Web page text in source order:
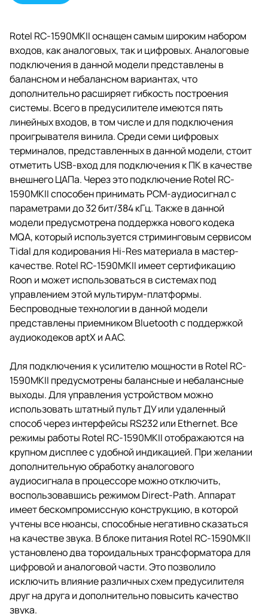
Rotel RC-1590MKII оснащен самым широким набором
входов, как аналоговых, так и цифровых. Аналоговые
подключения в данной модели представлены в
балансном и небалансном вариантах, что
дополнительно расширяет гибкость построения
системы. Всего в предусилителе имеются пять
линейных входов, в том числе и для подключения
проигрывателя винила. Среди семи цифровых
терминалов, представленных в данной модели, стоит
отметить USB-вход для подключения к ПК в качестве
внешнего ЦАПа. Через это подключение Rotel RC-
1590MKII способен принимать PCM-аудиосигнал с
параметрами до 32 бит/384 кГц. Также в данной
модели предусмотрена поддержка нового кодека
MQA, который используется стриминговым сервисом
Tidal для кодирования Hi-Res материала в мастер-
качестве. Rotel RC-1590MKII имеет сертификацию
Roon и может использоваться в системах под
управлением этой мультирум-платформы.
Беспроводные технологии в данной модели
представлены приемником Bluetooth с поддержкой
аудиокодеков aptX и AAC.
Для подключения к усилителю мощности в Rotel RC-
1590MKII предусмотрены балансные и небалансные
выходы. Для управления устройством можно
использовать штатный пульт ДУ или удаленный
способ через интерфейсы RS232 или Ethernet. Все
режимы работы Rotel RC-1590MKII отображаются на
крупном дисплее с удобной индикацией. При желании
дополнительную обработку аналогового
аудиосигнала в процессоре можно отключить,
воспользовавшись режимом Direct-Path. Аппарат
имеет бескомпромиссную конструкцию, в которой
учтены все нюансы, способные негативно сказаться
на качестве звука. В блоке питания Rotel RC-1590MKII
установлено два тороидальных трансформатора для
цифровой и аналоговой части. Это позволило
исключить влияние различных схем предусилителя
друг на друга и дополнительно повысить качество
звука.